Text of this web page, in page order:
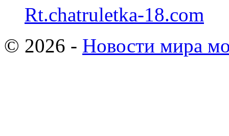
Rt.chatruletka-18.com
© 2026 - Новости мира